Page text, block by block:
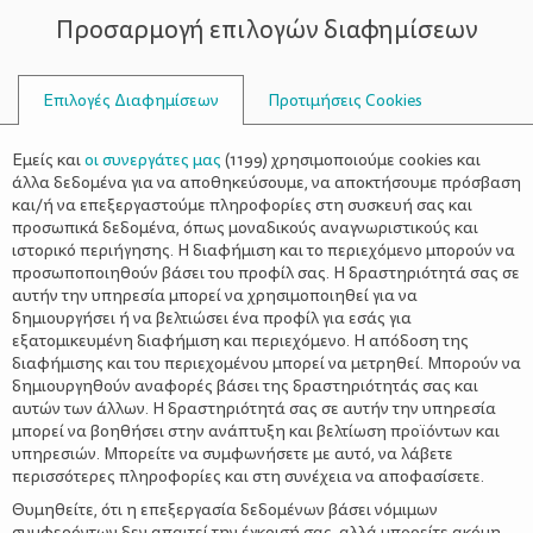
ΣΥΜΒΟΥΛΟΙ
ΟΙΚΟΓΈΝΕΙΑ>ΟΙΚΟΓΕΝΕΙΑΚΈΣ ΔΡΑΣΤΗΡΙΌΤΗΤΕΣ
“Μια χριστουγεννιάτικη
ιστορία” του Κάρολου Ντίκενς
Προσαρμογή επιλογών διαφημίσεων
Επιλογές Διαφημίσεων Προτιμήσεις Cookies
Εμείς καιοι συνεργάτες μας (1199) χρησιμοποιούμε cookies και
άλλα δεδομένα για να αποθηκεύσουμε, να αποκτήσουμε πρόσβαση
και/ή να επεξεργαστούμε πληροφορίες στη συσκευή σας και
προσωπικά δεδομένα, όπως μοναδικούς αναγνωριστικούς και
ιστορικό περιήγησης. Η διαφήμιση και το περιεχόμενο μπορούν να
προσωποποιηθούν βάσει του προφίλ σας. Η δραστηριότητά σας σε
αυτήν την υπηρεσία μπορεί να χρησιμοποιηθεί για να
δημιουργήσει ή να βελτιώσει ένα προφίλ για εσάς για
εξατομικευμένη διαφήμιση και περιεχόμενο. Η απόδοση της
διαφήμισης και του περιεχομένου μπορεί να μετρηθεί. Μπορούν να
δημιουργηθούν αναφορές βάσει της δραστηριότητάς σας και
αυτών των άλλων. Η δραστηριότητά σας σε αυτήν την υπηρεσία
μπορεί να βοηθήσει στην ανάπτυξη και βελτίωση προϊόντων και
υπηρεσιών. Μπορείτε να συμφωνήσετε με αυτό, να λάβετε
περισσότερες πληροφορίες και στη συνέχεια να αποφασίσετε.
Θυμηθείτε, ότι η επεξεργασία δεδομένων βάσει νόμιμων